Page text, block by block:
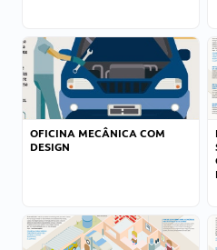
OFICINA MECÂNICA COM
DESIGN